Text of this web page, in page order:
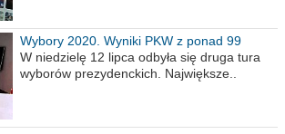
Wybory 2020. Wyniki PKW z ponad 99
procent obwodów
W niedzielę 12 lipca odbyła się druga tura
wyborów prezydenckich. Największe..